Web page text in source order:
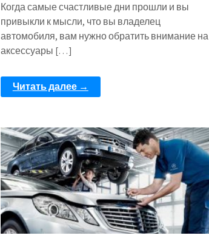
Когда самые счастливые дни прошли и вы
привыкли к мысли, что вы владелец
автомобиля, вам нужно обратить внимание на
аксессуары […]
Читать далее →